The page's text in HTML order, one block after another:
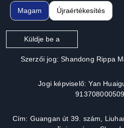
Magam Újraértékesítés
Küldje be a
Szerzői jog: Shandong Rippa
Jogi képviselő: Yan
Cím: Guangan út 39. szám,